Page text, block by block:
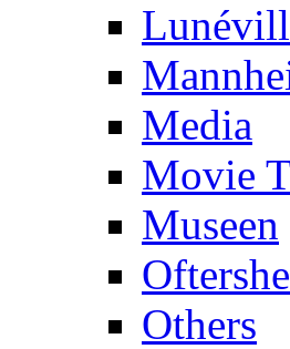
Media
Movie
Museen
Others